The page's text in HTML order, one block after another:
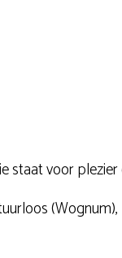
voor plezier